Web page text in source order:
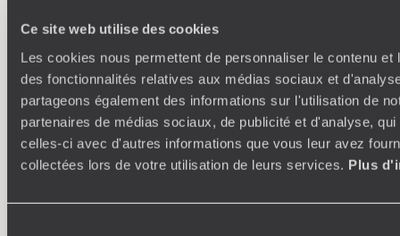
Ce site web utilise des cookies
Les cookies nous permettent de personnaliser le contenu et
des fonctionnalités relatives aux médias sociaux et
partageons également des informations sur l'utilisation de
partenaires de médias sociaux, de publicité et d'analyse,
celles-ci avec d'autres informations que vous leur avez
collectées lors de votre utilisation de leurs services. Plus
Meelup a tous les atouts pour une pause ensoleillée. Hamelin
souhaite contempler les raies pastenagues évoluer
gracieusement dans des eaux cristallines. C'est toutefois un
autre genre de rendez-vous qui a été pris pour toute la
famille.
Au programme - Initiation de surf . Si, avec son cadre
sauvage, Smiths Beach ravit les amateurs de surf, Yallingup
et Surfers Point constituent de véritables lieux de
c'est là que votre activité du jour prend place. Teint halé,